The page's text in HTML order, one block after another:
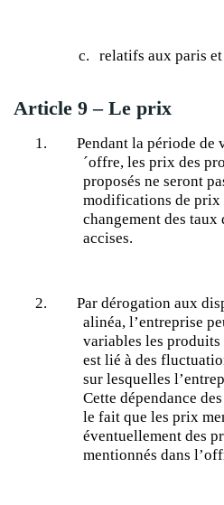
c. relatifs aux paris
Article 9 – Le prix
1.
Pendant la période de
´offre, les prix des
proposés ne seront
modifications de prix
changement des taux
accises.
2.
Par dérogation aux
alinéa, l’entreprise
variables les
est lié à des
sur lesquelles
Cette dépendance
le fait que les prix
éventuellement des
mentionnés dans